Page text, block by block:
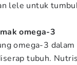
lele untuk
omega-3
omega-3 dalam
tubuh.